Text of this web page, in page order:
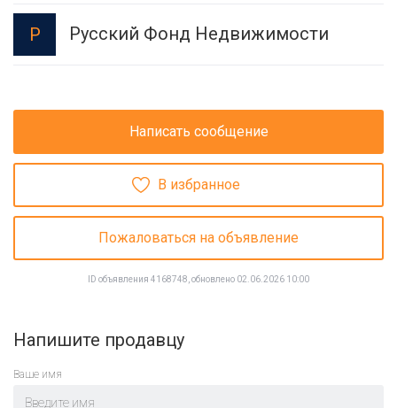
Р Русский Фонд Недвижимости
Написать сообщение
В избранное
Пожаловаться на объявление
ID объявления 4168748, обновлено 02.06.2026 10:00
Напишите продавцу
Ваше имя